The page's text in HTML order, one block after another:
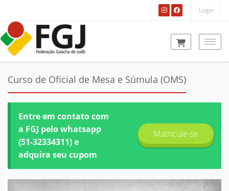
Login
Curso de Oficial de Mesa e Súmula (OMS)
Entre em contato com
a FGJ pelo whatsapp
(51-32334311) e
adquira seu cupom
Matricule-se